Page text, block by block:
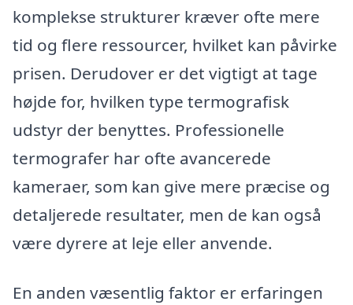
komplekse strukturer kræver ofte mere
tid og flere ressourcer, hvilket kan påvirke
prisen. Derudover er det vigtigt at tage
højde for, hvilken type termografisk
udstyr der benyttes. Professionelle
termografer har ofte avancerede
kameraer, som kan give mere præcise og
detaljerede resultater, men de kan også
være dyrere at leje eller anvende.
En anden væsentlig faktor er erfaringen